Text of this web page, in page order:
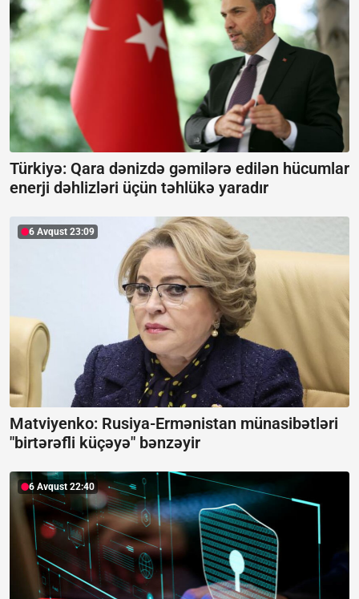
Türkiyə: Qara dənizdə gəmilərə edilən hücumlar
enerji dəhlizləri üçün təhlükə yaradır
6 Avqust 23:09
Matviyenko: Rusiya-Ermənistan münasibətləri
"birtərəfli küçəyə" bənzəyir
6 Avqust 22:40